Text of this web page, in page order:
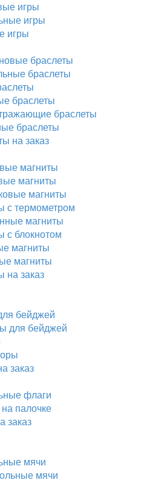
игры
игры
игры
браслеты
браслеты
браслеты
браслеты
браслеты
на заказ
магниты
магниты
магниты
с термометром
магниты
с блокнотом
магниты
магниты
на заказ
бейджей
для бейджей
заказ
флаги
палочке
заказ
мячи
мячи